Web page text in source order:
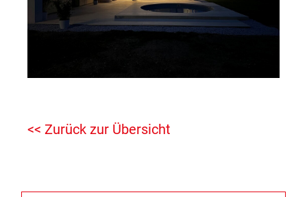
<< Zurück zur Übersicht